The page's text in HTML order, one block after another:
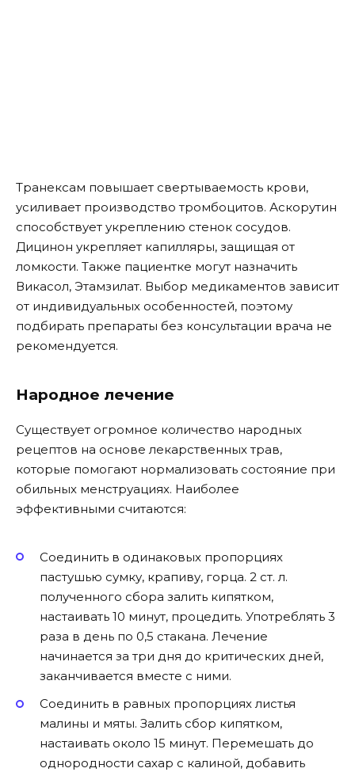
Транексам повышает свертываемость крови,
усиливает производство тромбоцитов. Аскорутин
способствует укреплению стенок сосудов.
Дицинон укрепляет капилляры, защищая от
ломкости. Также пациентке могут назначить
Викасол, Этамзилат. Выбор медикаментов зависит
от индивидуальных особенностей, поэтому
подбирать препараты без консультации врача не
рекомендуется.
Народное лечение
Существует огромное количество народных
рецептов на основе лекарственных трав,
которые помогают нормализовать состояние при
обильных менструациях. Наиболее
эффективными считаются:
Соединить в одинаковых пропорциях
пастушью сумку, крапиву, горца. 2 ст. л.
полученного сбора залить кипятком,
настаивать 10 минут, процедить. Употреблять 3
раза в день по 0,5 стакана. Лечение
начинается за три дня до критических дней,
заканчивается вместе с ними.
Соединить в равных пропорциях листья
малины и мяты. Залить сбор кипятком,
настаивать около 15 минут. Перемешать до
однородности сахар с калиной, добавить